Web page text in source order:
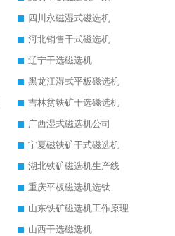
四川永磁湿式磁选机
河北销售干式磁选机
辽宁干选磁选机
黑龙江湿式平板磁选机
吉林贫铁矿干选磁选机
广西湿式磁选机公司
宁夏磁铁矿干式磁选机
湖北铁矿磁选机生产线
重庆平板磁选机选钛
山东铁矿磁选机工作原理
山西干选磁选机